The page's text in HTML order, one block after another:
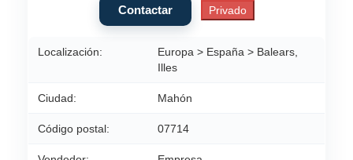
Localización:
Europa > España > Balears,
Illes
Ciudad: Mahón
Código postal: 07714